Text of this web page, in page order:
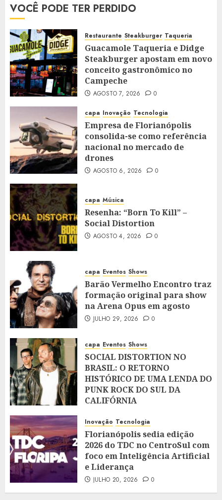
VOCÊ PODE TER PERDIDO
Restaurante Steakburger Taqueria
Guacamole Taqueria e Didge
Steakburger apostam em novo
conceito gastronômico no
Campeche
AGOSTO 7, 2026 0
capa Inovação Tecnologia
Empresa de Florianópolis
consolida-se como referência
nacional no mercado de
drones
AGOSTO 6, 2026 0
capa Música
Resenha: “Born To Kill” –
Social Distortion
AGOSTO 4, 2026 0
capa Eventos Shows
Barão Vermelho Encontro traz
formação original para show
na Arena Opus em agosto
JULHO 29, 2026 0
capa Eventos Shows
SOCIAL DISTORTION NO
BRASIL: O RETORNO
HISTÓRICO DE UMA LENDA DO
PUNK ROCK DO SUL DA
CALIFÓRNIA
Inovação Tecnologia
Florianópolis sedia edição
2026 do TDC no CentroSul com
foco em Inteligência Artificial
e Liderança
JULHO 20, 2026 0